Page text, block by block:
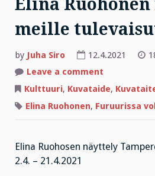
Elina Ruohonen
meille
by Juha Siro 12.4.2021
Leave a comment
Ruohonen
maalaa
meille
Kulttuuri, Kuvataide,
Elina Ruohonen, Furuurissa
Elina Ruohosen näyttely
2.4. – 21.4.2021